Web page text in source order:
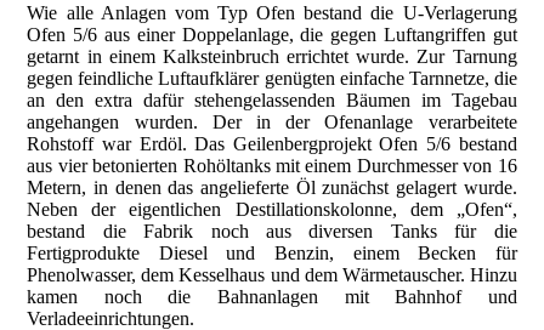
Wie alle Anlagen vom Typ Ofen bestand die U-Verlagerung
Ofen 5/6 aus einer Doppelanlage, die gegen Luftangriffen gut
getarnt in einem Kalksteinbruch errichtet wurde. Zur Tarnung
gegen feindliche Luftaufklärer genügten einfache Tarnnetze, die
an den extra dafür stehengelassenden Bäumen im Tagebau
angehangen wurden. Der in der Ofenanlage verarbeitete
Rohstoff war Erdöl. Das Geilenbergprojekt Ofen 5/6 bestand
aus vier betonierten Rohöltanks mit einem Durchmesser von 16
Metern, in denen das angelieferte Öl zunächst gelagert wurde.
Neben der eigentlichen Destillationskolonne, dem „Ofen“,
bestand die Fabrik noch aus diversen Tanks für die
Fertigprodukte Diesel und Benzin, einem Becken für
Phenolwasser, dem Kesselhaus und dem Wärmetauscher. Hinzu
kamen noch die Bahnanlagen mit Bahnhof und
Verladeeinrichtungen.